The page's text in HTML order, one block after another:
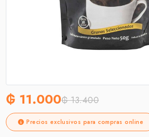
₲ 11.000₲ 13.400
Precios exclusivos para compras online